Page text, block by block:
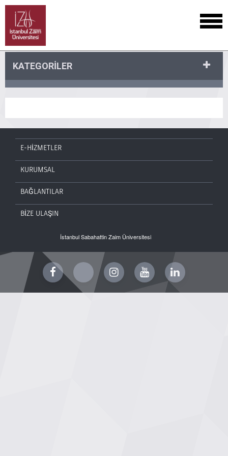
KATEGORİLER
E-HİZMETLER
KURUMSAL
BAĞLANTILAR
BİZE ULAŞIN
İstanbul Sabahattin Zaim Üniversitesi